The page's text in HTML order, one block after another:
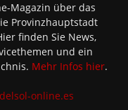
Magazin über das
Provinzhauptstadt
finden Sie News,
und ein
Mehr Infos hier.
online.es